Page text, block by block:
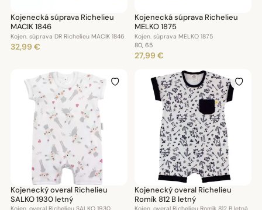
Kojenecká súprava Richelieu
MACIK 1846
Kojen. súprava DR Richelieu MACIK 1846
32,99 €
Kojenecká súprava Richelieu
MELKO 1875
Kojen. súprava MELKO 1875
80, 65
27,99 €
Kojenecký overal Richelieu
SALKO 1930 letný
Kojenecký overal Richelieu
Romík 812 B letný